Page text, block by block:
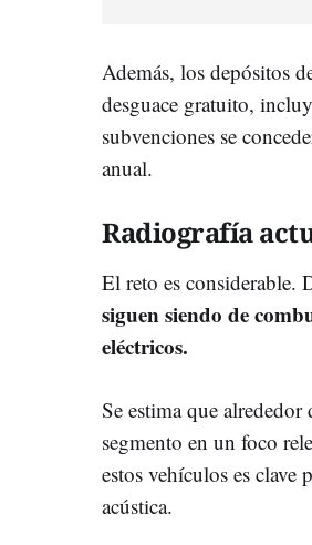
Además, los depósitos
desguace gratuito,
subvenciones se
anual.
Radiografía
El reto es considerable.
siguen siendo de
eléctricos.
Se estima que
segmento en un foco
estos vehículos es
acústica.